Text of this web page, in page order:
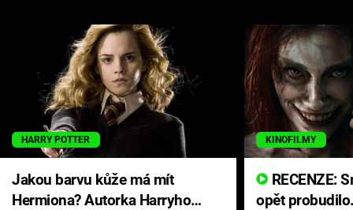
HARRY POTTER
Jakou barvu kůže má mít
Hermiona? Autorka Harryho
KINOFILMY
opět